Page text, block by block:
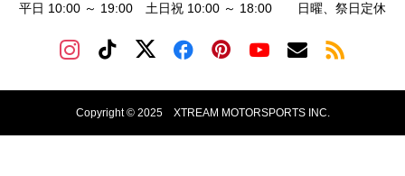
平日 10:00 ～ 19:00 土日祝 10:00 ～ 18:00 日曜、祭日定休
Copyright © 2025 XTREAM MOTORSPORTS INC.